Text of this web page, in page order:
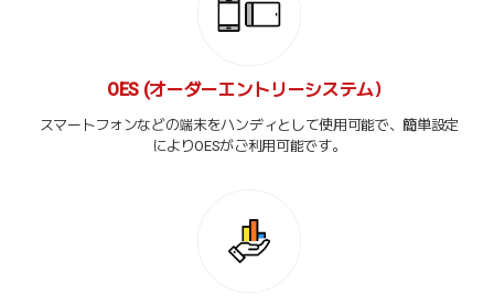
OES (オーダーエントリーシステム）
スマートフォンなどの端末をハンディとして使用可能で、簡単設定
によりOESがご利用可能です。